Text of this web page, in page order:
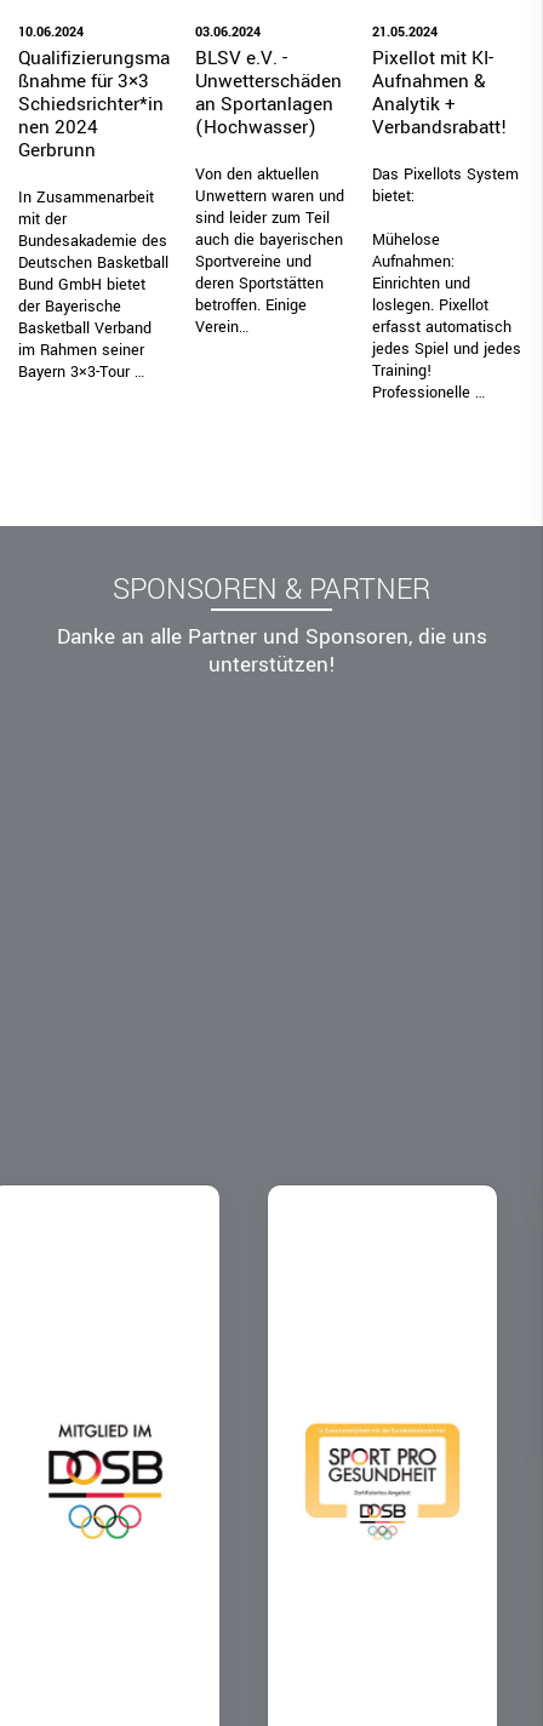
10.06.2024
Qualifizierungsma
ßnahme für 3×3
Schiedsrichter*in
nen 2024
Gerbrunn
In Zusammenarbeit
mit der
Bundesakademie des
Deutschen Basketball
Bund GmbH bietet
der Bayerische
Basketball Verband
im Rahmen seiner
Bayern 3×3-Tour …
03.06.2024
BLSV e.V. -
Unwetterschäden
an Sportanlagen
(Hochwasser)
Von den aktu­el­len
Unwet­tern waren und
sind leider zum Teil
auch die baye­ri­schen
Sport­ver­eine und
deren Sport­stät­ten
betrof­fen. Einige
Verein…
21.05.2024
Pixellot mit KI-
Aufnahmen &
Analytik +
Verbandsrabatt!
Das Pixellots System
bietet:
Mühelose
Aufnahmen:
Einrichten und
loslegen. Pixellot
erfasst automatisch
jedes Spiel und jedes
Training!
Professionelle …
SPONSOREN & PARTNER
Danke an alle Partner und Sponsoren, die uns
unterstützen!